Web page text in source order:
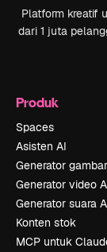
Platform kreatif
dari 1 juta
Produk
Spaces
Asisten AI
Generator
Generator video
Generator suara
Konten stok
MCP untuk